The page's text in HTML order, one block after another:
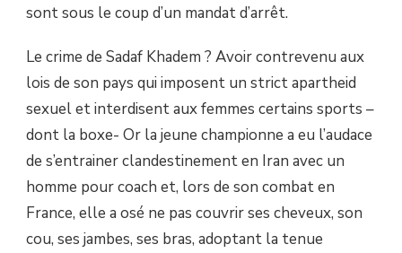
sont sous le coup d’un mandat d’arrêt.
Le crime de Sadaf Khadem ? Avoir contrevenu aux
lois de son pays qui imposent un strict apartheid
sexuel et interdisent aux femmes certains sports –
dont la boxe- Or la jeune championne a eu l’audace
de s’entrainer clandestinement en Iran avec un
homme pour coach et, lors de son combat en
France, elle a osé ne pas couvrir ses cheveux, son
cou, ses jambes, ses bras, adoptant la tenue